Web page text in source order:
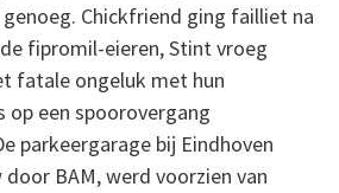
Chickfriend ging failliet na
fipromil-eieren, Stint vroeg
fatale ongeluk met hun
een spoorovergang
parkeergarage bij Eindhoven
BAM, werd voorzien van